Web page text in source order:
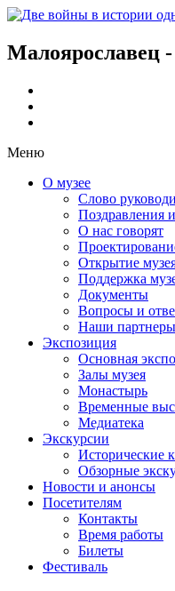
Малоярославец -
Меню
О музее
Слово
Поздравления
О нас говорят
Открытие
Поддержка
Документы
Вопросы и
Наши партнеры
Экспозиция
Основная
Залы музея
Монастырь
Временные
Медиатека
Экскурсии
Исторические
Обзорные
Новости и анонсы
Посетителям
Контакты
Время работы
Билеты
Фестиваль